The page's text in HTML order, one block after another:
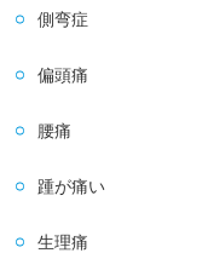
側弯症
偏頭痛
腰痛
踵が痛い
生理痛